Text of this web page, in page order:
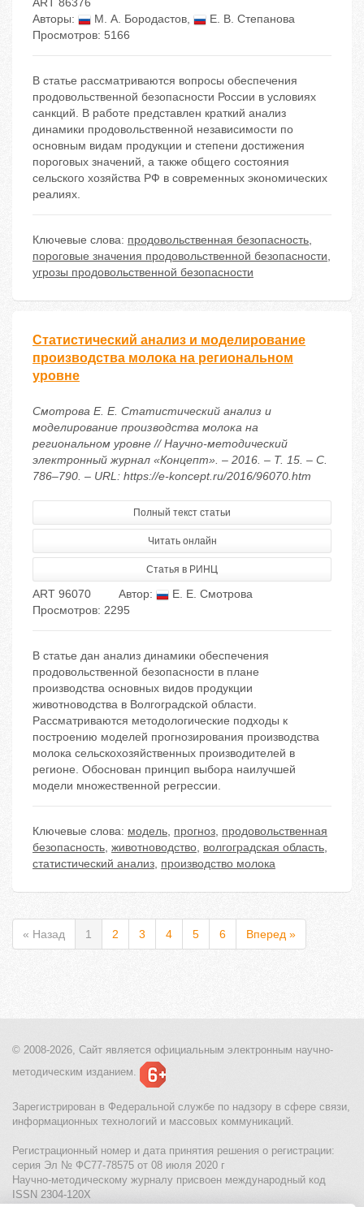
ART 86376
Авторы:
М. А. Бородастов,
Е. В. Степанова
Просмотров: 5166
В статье рассматриваются вопросы обеспечения
продовольственной безопасности России в условиях
санкций. В работе представлен краткий анализ
динамики продовольственной независимости по
основным видам продукции и степени достижения
пороговых значений, а также общего состояния
сельского хозяйства РФ в современных экономических
реалиях.
Ключевые слова: продовольственная безопасность,
пороговые значения продовольственной безопасности,
угрозы продовольственной безопасности
Статистический анализ и моделирование
производства молока на региональном
уровне
Смотрова Е. Е. Статистический анализ и
моделирование производства молока на
региональном уровне // Научно-методический
электронный журнал «Концепт». – 2016. – Т. 15. – С.
786–790. – URL: https://e-koncept.ru/2016/96070.htm
Полный текст статьи
Читать онлайн
Статья в РИНЦ
ART 96070 Автор:
Е. Е. Смотрова
Просмотров: 2295
В статье дан анализ динамики обеспечения
продовольственной безопасности в плане
производства основных видов продукции
животноводства в Волгоградской области.
Рассматриваются методологические подходы к
построению моделей прогнозирования производства
молока сельскохозяйственных производителей в
регионе. Обоснован принцип выбора наилучшей
модели множественной регрессии.
Ключевые слова: модель, прогноз, продовольственная
безопасность, животноводство, волгоградская область,
статистический анализ, производство молока
« Назад 1 2 3 4 5 6 Вперед »
© 2008-2026, Сайт является официальным электронным научно-
методическим изданием.
Зарегистрирован в Федеральной службе по надзору в сфере связи,
информационных технологий и массовых коммуникаций.
Регистрационный номер и дата принятия решения о регистрации:
серия Эл № ФС77-78575 от 08 июля 2020 г
Научно-методическому журналу присвоен международный код
ISSN 2304-120X